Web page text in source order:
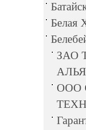
Белая
ЗАО
ООО